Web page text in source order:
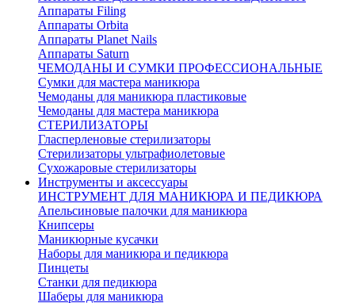
Аппараты Filing
Аппараты Orbita
Аппараты Planet Nails
Аппараты Saturn
ЧЕМОДАНЫ И СУМКИ ПРОФЕССИОНАЛЬНЫЕ
Сумки для мастера маникюра
Чемоданы для маникюра пластиковые
Чемоданы для мастера маникюра
СТЕРИЛИЗАТОРЫ
Гласперленовые стерилизаторы
Стерилизаторы ультрафиолетовые
Сухожаровые стерилизаторы
Инструменты и аксессуары
ИНСТРУМЕНТ ДЛЯ МАНИКЮРА И ПЕДИКЮРА
Апельсиновые палочки для маникюра
Книпсеры
Маникюрные кусачки
Наборы для маникюра и педикюра
Пинцеты
Станки для педикюра
Шаберы для маникюра